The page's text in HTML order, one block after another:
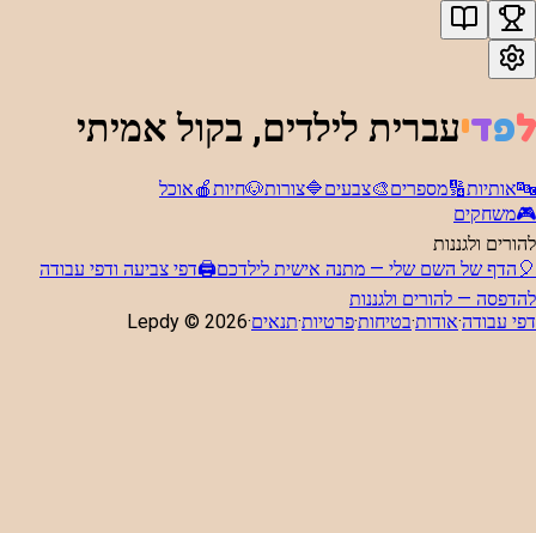
לפדיעברית לילדים, בקול אמיתי
🔤אותיות🔢מספרים🎨צבעים🔷צורות🐶חיות🍎אוכל
🎮משחקים
להורים ולגננות
🎈 הדף של השם שלי — מתנה אישית לילדכם🖨️דפי צביעה ודפי עבודה
להדפסה — להורים ולגננות
דפי עבודה·אודות·בטיחות·פרטיות·תנאים·
Lepdy © 2026